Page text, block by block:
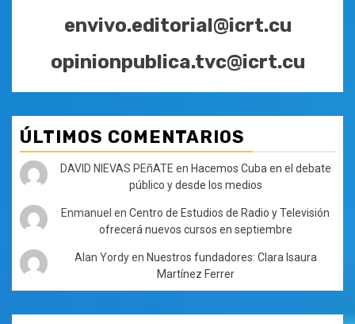
envivo.editorial@icrt.cu
opinionpublica.tvc@icrt.cu
ÚLTIMOS COMENTARIOS
DAVID NIEVAS PEñATE en Hacemos Cuba en el debate
público y desde los medios
Enmanuel enCentro de Estudios de Radio y Televisión
ofrecerá nuevos cursos en septiembre
Alan Yordyen Nuestros fundadores: Clara Isaura
Martínez Ferrer